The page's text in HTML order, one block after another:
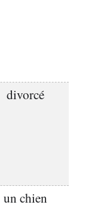
divorcé
un chien